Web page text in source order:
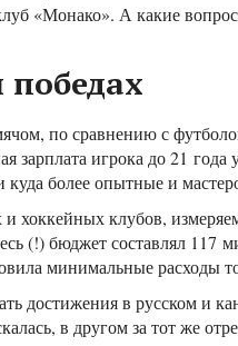
«Монако». А какие
победах
по сравнению с
зарплата игрока до 21 года
куда более опытные и
хоккейных клубов,
(!) бюджет составлял
минимальные расходы
достижения в русском и
в другом за тот же